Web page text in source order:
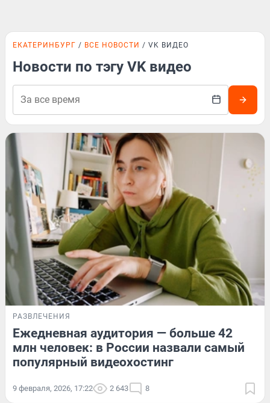
ЕКАТЕРИНБУРГ ВСЕ НОВОСТИ VK ВИДЕО
Новости по тэгу VK видео
РАЗВЛЕЧЕНИЯ
Ежедневная аудитория — больше 42
млн человек: в России назвали самый
популярный видеохостинг
9 февраля, 2026, 17:22 2 643 8